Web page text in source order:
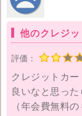
ポイント目当
ートカードに
貯めたポイント
ゃらんやポン
用するサービ
他のクレジ
評価：
クレジットカー
良いなと思っ
（年会費無料